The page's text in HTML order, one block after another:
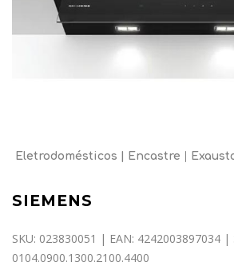
Eletrodomésticos Encastre
SIEMENS
SKU: 023830051 | EAN: 4242003897034 |
0104.0900.1300.2100.4400